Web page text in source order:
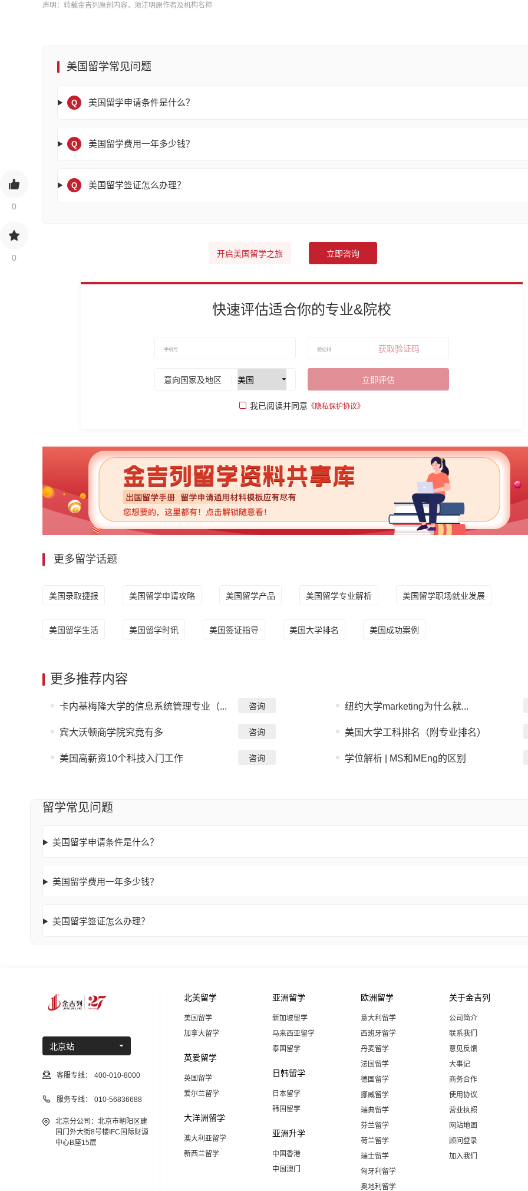
0
0
声明：转载金吉列原创内容，须注明原作者及机构名称
美国留学常见问题
Q 美国留学申请条件是什么？
Q 美国留学费用一年多少钱？
Q 美国留学签证怎么办理？
开启美国留学之旅 立即咨询
快速评估适合你的专业&院校
获取验证码
意向国家及地区 立即评估
我已阅读并同意 《隐私保护协议》
更多留学话题
美国录取捷报 美国留学申请攻略 美国留学产品 美国留学专业解析 美国留学职场就业发展
美国留学生活 美国留学时讯 美国签证指导 美国大学排名 美国成功案例
更多推荐内容
卡内基梅隆大学的信息系统管理专业（... 咨询 纽约大学marketing为什么就...
宾大沃顿商学院究竟有多 咨询 美国大学工科排名（附专业排名）
美国高薪资10个科技入门工作 咨询 学位解析 | MS和MEng的区别
留学常见问题
美国留学申请条件是什么？
美国留学费用一年多少钱？
美国留学签证怎么办理？
北京站
客服专线： 400-010-8000
服务专线： 010-56836688
北京分公司：北京市朝阳区建
国门外大街8号楼IFC国际财源
中心B座15层
北美留学
美国留学
加拿大留学
英爱留学
英国留学
爱尔兰留学
大洋洲留学
澳大利亚留学
新西兰留学
亚洲留学
新加坡留学
马来西亚留学
泰国留学
日韩留学
日本留学
韩国留学
亚洲升学
中国香港
中国澳门
欧洲留学
意大利留学
西班牙留学
丹麦留学
法国留学
德国留学
挪威留学
瑞典留学
芬兰留学
荷兰留学
瑞士留学
匈牙利留学
奥地利留学
关于金吉列
公司简介
联系我们
意见反馈
大事记
商务合作
使用协议
营业执照
网站地图
顾问登录
加入我们